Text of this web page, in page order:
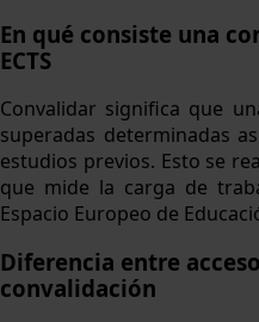
En qué consiste una
ECTS
Convalidar significa que
superadas determinadas
estudios previos. Esto se
que mide la carga de
Espacio Europeo de
Diferencia entre
convalidación